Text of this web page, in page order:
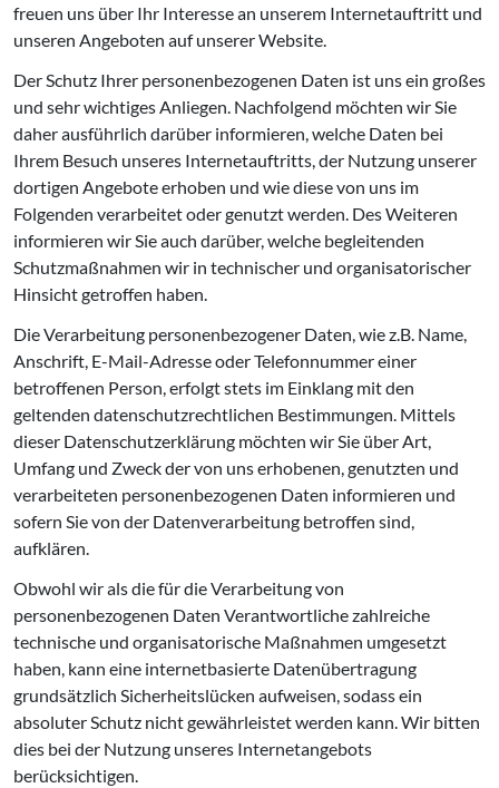
freuen uns über Ihr Interesse an unserem Internetauftritt und
unseren Angeboten auf unserer Website.
Der Schutz Ihrer personenbezogenen Daten ist uns ein großes
und sehr wichtiges Anliegen. Nachfolgend möchten wir Sie
daher ausführlich darüber informieren, welche Daten bei
Ihrem Besuch unseres Internetauftritts, der Nutzung unserer
dortigen Angebote erhoben und wie diese von uns im
Folgenden verarbeitet oder genutzt werden. Des Weiteren
informieren wir Sie auch darüber, welche begleitenden
Schutzmaßnahmen wir in technischer und organisatorischer
Hinsicht getroffen haben.
Die Verarbeitung personenbezogener Daten, wie z.B. Name,
Anschrift, E-Mail-Adresse oder Telefonnummer einer
betroffenen Person, erfolgt stets im Einklang mit den
geltenden datenschutzrechtlichen Bestimmungen. Mittels
dieser Datenschutzerklärung möchten wir Sie über Art,
Umfang und Zweck der von uns erhobenen, genutzten und
verarbeiteten personenbezogenen Daten informieren und
sofern Sie von der Datenverarbeitung betroffen sind,
aufklären.
Obwohl wir als die für die Verarbeitung von
personenbezogenen Daten Verantwortliche zahlreiche
technische und organisatorische Maßnahmen umgesetzt
haben, kann eine internetbasierte Datenübertragung
grundsätzlich Sicherheitslücken aufweisen, sodass ein
absoluter Schutz nicht gewährleistet werden kann. Wir bitten
dies bei der Nutzung unseres Internetangebots
berücksichtigen.